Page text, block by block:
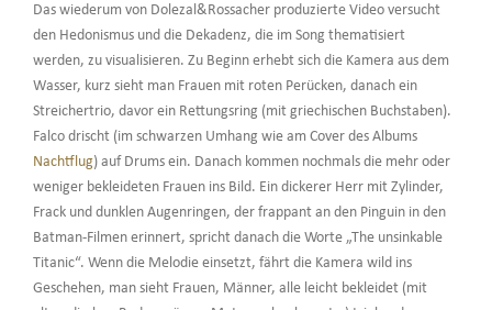
Das wiederum von Dolezal&Rossacher produzierte Video versucht
den Hedonismus und die Dekadenz, die im Song thematisiert
werden, zu visualisieren. Zu Beginn erhebt sich die Kamera aus dem
Wasser, kurz sieht man Frauen mit roten Perücken, danach ein
Streichertrio, davor ein Rettungsring (mit griechischen Buchstaben).
Falco drischt (im schwarzen Umhang wie am Cover des Albums
Nachtflug) auf Drums ein. Danach kommen nochmals die mehr oder
weniger bekleideten Frauen ins Bild. Ein dickerer Herr mit Zylinder,
Frack und dunklen Augenringen, der frappant an den Pinguin in den
Batman-Filmen erinnert, spricht danach die Worte „The unsinkable
Titanic“. Wenn die Melodie einsetzt, fährt die Kamera wild ins
Geschehen, man sieht Frauen, Männer, alle leicht bekleidet (mit